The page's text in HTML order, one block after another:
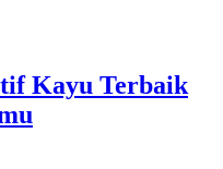
Kayu Terbaik